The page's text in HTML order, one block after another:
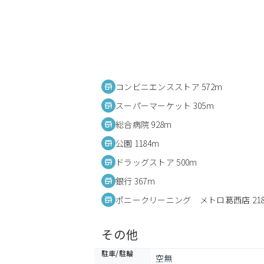
コンビニエンスストア 572m
スーパーマーケット 305m
総合病院 928m
公園 1184m
ドラッグストア 500m
銀行 367m
ポニークリーニング メトロ葛西店
その他
駐車/駐輪 空無